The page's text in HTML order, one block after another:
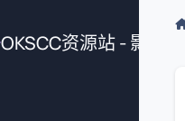
OKSCC资源站 - 影视